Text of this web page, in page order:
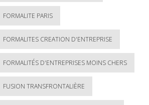
FORMALITE PARIS
FORMALITES CREATION D'ENTREPRISE
FORMALITÉS D'ENTREPRISES MOINS CHERS
FUSION TRANSFRONTALIÈRE